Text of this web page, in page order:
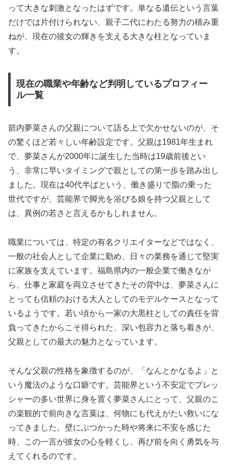
って大きな刺激となったはずです。単なる遺伝という言葉
だけでは片付けられない、親子二代にわたる努力の積み重
ねが、現在の彼女の輝きを支える大きな柱となっていま
す。
現在の職業や年齢など判明しているプロフィー
ル一覧
箭内夢菜さんの父親について語る上で欠かせないのが、そ
の驚くほど若々しい年齢設定です。父親は1981年生まれ
で、夢菜さんが2000年に誕生した当時は19歳前後とい
う、非常に早いタイミングで親としての第一歩を踏み出し
ました。現在は40代半ばという、働き盛りで脂の乗った
世代ですが、芸能界で脚光を浴びる娘を持つ父親として
は、異例の若さと言えるかもしれません。
職業については、特定の有名クリエイターなどではなく、
一般の社会人として企業に勤め、日々の業務を通じて堅実
に家族を支えています。福島県内の一般企業で働きなが
ら、仕事と家庭を両立させてきたその背中は、夢菜さんに
とっても信頼のおける大人としてのモデルケースとなって
いるようです。若い頃から一家の大黒柱としての責任を背
負ってきたからこそ得られた、深い包容力と落ち着きが、
父親としての最大の魅力となっています。
そんな父親の性格を象徴するのが、「なんとかなるよ」と
いう魔法のような口癖です。芸能界という不安定でプレッ
シャーの多い世界に身を置く夢菜さんにとって、父親のこ
の楽観的で前向きな言葉は、何物にも代えがたい救いにな
ってきました。壁にぶつかった時や将来に不安を感じた
時、この一言が彼女の心を軽くし、再び前を向く勇気を与
えてくれるのです。